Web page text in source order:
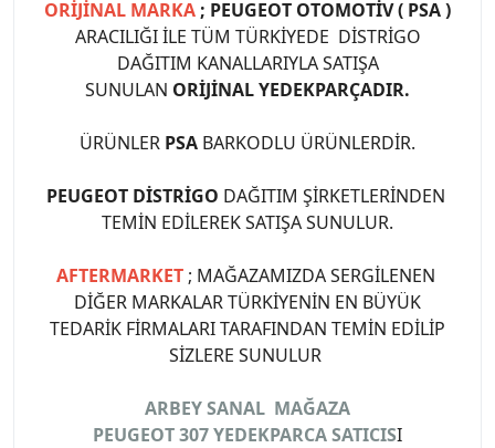
ORİJİNAL MARKA ; PEUGEOT OTOMOTİV ( PSA )
ARACILIĞI İLE TÜM TÜRKİYEDE DİSTRİGO
DAĞITIM KANALLARIYLA SATIŞA
SUNULAN ORİJİNAL YEDEKPARÇADIR.
ÜRÜNLER PSA BARKODLU ÜRÜNLERDİR.
PEUGEOT DİSTRİGO DAĞITIM ŞİRKETLERİNDEN
TEMİN EDİLEREK SATIŞA SUNULUR.
AFTERMARKET ; MAĞAZAMIZDA SERGİLENEN
DİĞER MARKALAR TÜRKİYENİN EN BÜYÜK
TEDARİK FİRMALARI TARAFINDAN TEMİN EDİLİP
SİZLERE SUNULUR
ARBEY SANAL MAĞAZA
PEUGEOT 307 YEDEKPARCA SATICISI